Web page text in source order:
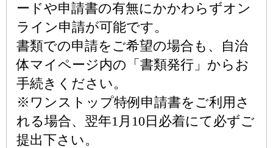
ードや申請書の有無にかかわらずオン
ライン申請が可能です。
書類での申請をご希望の場合も、自治
体マイページ内の「書類発行」からお
手続きください。
※ワンストップ特例申請書をご利用さ
れる場合、翌年1月10日必着にて必ずご
提出下さい。